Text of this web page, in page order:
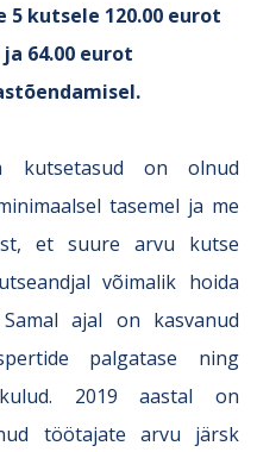
kutsele 120.00 eurot
64.00 eurot
kutsetasud on olnud
tasemel ja me
et suure arvu kutse
võimalik hoida
ajal on kasvanud
palgatase ning
2019 aastal on
töötajate arvu järsk